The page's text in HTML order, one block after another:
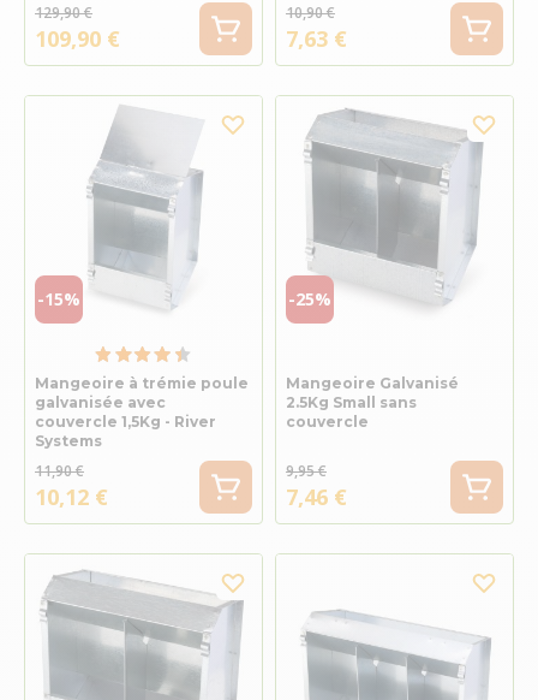
129,90 €
109,90 €
10,90 €
7,63 €
-15%
Mangeoire à trémie poule
galvanisée avec
couvercle 1,5Kg - River
Systems
11,90 €
10,12 €
-25%
Mangeoire Galvanisé
2.5Kg Small sans
couvercle
9,95 €
7,46 €